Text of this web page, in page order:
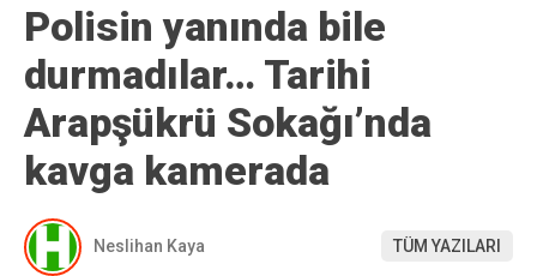
Polisin yanında bile
durmadılar… Tarihi
Arapşükrü Sokağı’nda
kavga kamerada
Neslihan Kaya TÜM YAZILARI